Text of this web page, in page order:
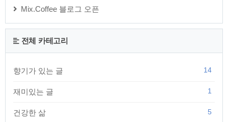
Mix.Coffee 블로그 오픈
전체 카테고리
향기가 있는 글 14
재미있는 글 1
건강한 삶 5